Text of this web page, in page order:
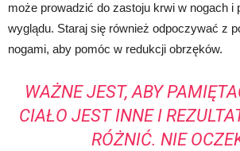
może prowadzić do zastoju krwi w nogach i
wyglądu. Staraj się również odpoczywać z
nogami, aby pomóc w redukcji obrzęków.
WAŻNE JEST, ABY
CIAŁO JEST INNE I
RÓŻNIĆ. NIE